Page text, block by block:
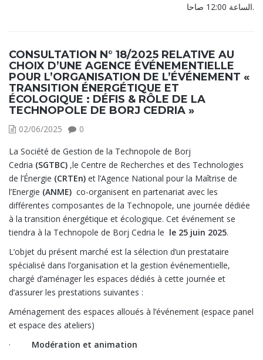
الساعة 12:00 صاحا.
CONSULTATION N° 18/2025 RELATIVE AU
CHOIX D’UNE AGENCE ÉVÉNEMENTIELLE
POUR L’ORGANISATION DE L’ÉVÉNEMENT «
TRANSITION ÉNERGÉTIQUE ET
ÉCOLOGIQUE : DÉFIS & RÔLE DE LA
TECHNOPOLE DE BORJ CEDRIA »
02/06/2025
0
La Société de Gestion de la Technopole de Borj
Cedria (SGTBC) ,le Centre de Recherches et des Technologies
de l’Énergie (CRTEn) et l’Agence National pour la Maîtrise de
l’Energie (ANME) co-organisent en partenariat avec les
différentes composantes de la Technopole, une journée dédiée
à la transition énergétique et écologique. Cet événement se
tiendra à la Technopole de Borj Cedria le le 25 juin 2025.
L’objet du présent marché est la sélection d’un prestataire
spécialisé dans l’organisation et la gestion événementielle,
chargé d’aménager les espaces dédiés à cette journée et
d’assurer les prestations suivantes :
Aménagement des espaces alloués à l’événement (espace panel
et espace des ateliers)
· Modération et animation